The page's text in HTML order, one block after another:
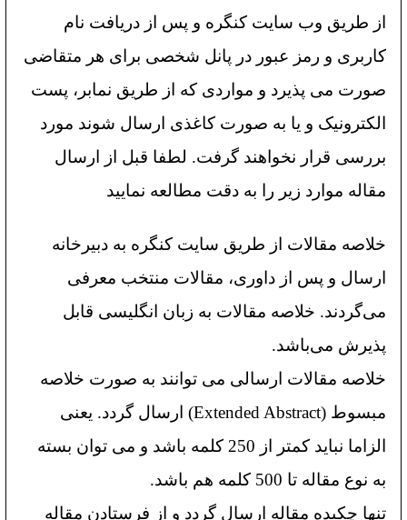
از طریق وب سایت کنگره و پس از دریافت نام
کاربری و رمز عبور در پانل شخصی برای هر متقاضی
صورت می پذیرد و مواردی که از طریق نمابر، پست
الکترونیک و یا به صورت کاغذی ارسال شوند مورد
بررسی قرار نخواهند گرفت. لطفا قبل از ارسال
مقاله موارد زیر را به دقت مطالعه نمایید
خلاصه مقالات از طریق سایت کنگره به دبیرخانه
ارسال و پس از داوری، مقالات منتخب معرفی
می‌گردند. خلاصه مقالات به زبان انگلیسی قابل
پذیرش می‌باشد.
خلاصه مقالات ارسالی می توانند به صورت خلاصه
مبسوط (Extended Abstract) ارسال گردد. یعنی
الزاما نباید کمتر از 250 کلمه باشد و می توان بسته
به نوع مقاله تا 500 کلمه هم باشد.
تنها چکیده مقاله ارسال گردد و از فرستادن مقاله